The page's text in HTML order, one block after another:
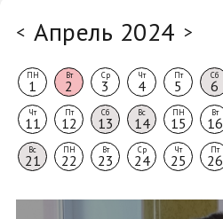
< Апрель 2024 >
ПН
1
Вт
2
Ср
3
Чт
4
Пт
5
Сб
6
Чт
11
Пт
12
Сб
13
Вс
14
ПН
15
Вт
16
Вс
21
ПН
22
Вт
23
Ср
24
Чт
25
Пт
26